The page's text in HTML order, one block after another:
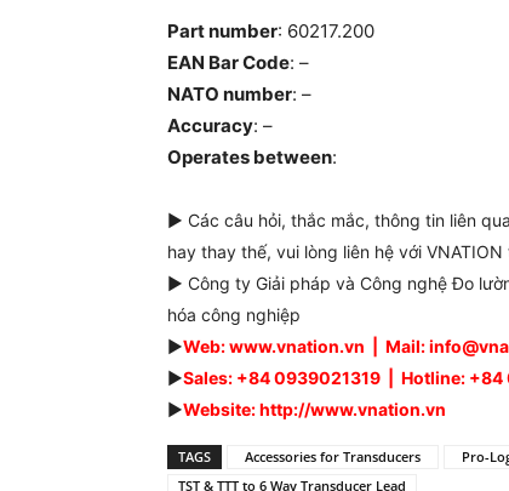
Part number: 60217.200
EAN Bar Code: –
NATO number: –
Accuracy: –
Operates between:
► Các câu hỏi, thắc mắc, thông tin liên
hay thay thế, vui lòng liên hệ với
► Công ty Giải pháp và Công nghệ Đo
hóa công nghiệp
►Web: www.vnation.vn | Mail:
►Sales: +84 0939021319 | Hotline:
►Website: http://www.vnation.vn
TAGS Accessories for Transducers Pro-
TST & TTT to 6 Way Transducer Lead